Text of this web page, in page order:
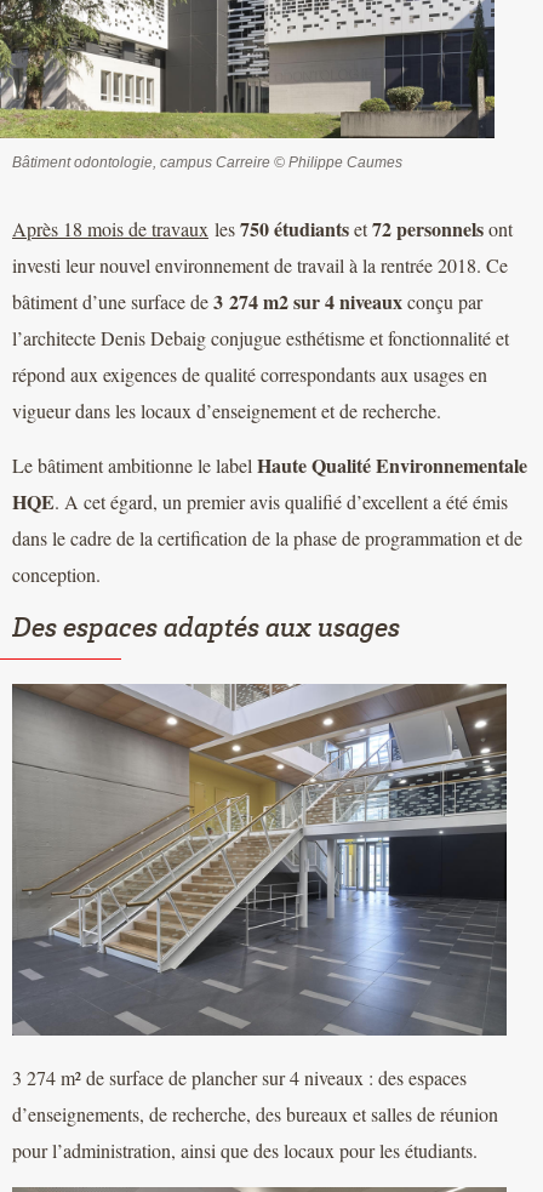
Bâtiment odontologie, campus Carreire © Philippe Caumes
Après 18 mois de travaux les750 étudiantset72 personnelsont
investi leur nouvel environnement de travail à la rentrée 2018. Ce
bâtiment d’une surface de3 274 m2 sur 4 niveauxconçu par
l’architecte Denis Debaig conjugue esthétisme et fonctionnalité et
répond aux exigences de qualité correspondants aux usages en
vigueur dans les locaux d’enseignement et de recherche.
Le bâtiment ambitionne le label Haute Qualité Environnementale
HQE. A cet égard, un premier avis qualifié d’excellent a été émis
dans le cadre de la certification de la phase de programmation et de
conception.
Des espaces adaptés aux usages
3 274 m² de surface de plancher sur 4 niveaux : des espaces
d’enseignements, de recherche, des bureaux et salles de réunion
pour l’administration, ainsi que des locaux pour les étudiants.